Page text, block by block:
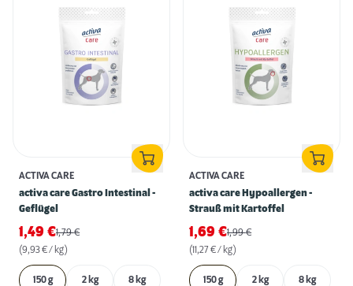
ACTIVA CARE
activa care Gastro Intestinal -
Geflügel
1,49 €1,79€
(9,93 € / kg)
150 g 2 kg 8 kg
ACTIVA CARE
activa care Hypoallergen -
Strauß mit Kartoffel
1,69 €1,99€
(11,27 € / kg)
150 g 2 kg 8 kg